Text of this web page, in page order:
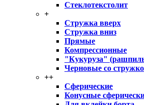
Стеклотекстолит
+
Стружка вверх
Стружка вниз
Прямые
Компрессионные
"Кукуруза"
Черновые со
++
Сферические
Конусные